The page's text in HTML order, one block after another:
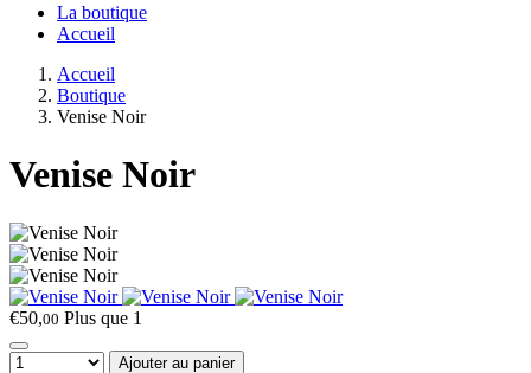
La boutique
Accueil
Accueil
Boutique
Venise Noir
Venise Noir
€50,00 Plus que 1
Ajouter au panier